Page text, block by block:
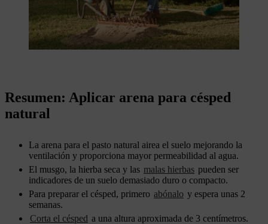
Resumen: Aplicar arena para césped
natural
La arena para el pasto natural airea el suelo mejorando la
ventilación y proporciona mayor permeabilidad al agua.
El musgo, la hierba seca y las malas hierbas pueden ser
indicadores de un suelo demasiado duro o compacto.
Para preparar el césped, primero abónalo y espera unas 2
semanas.
Corta el césped a una altura aproximada de 3 centímetros.